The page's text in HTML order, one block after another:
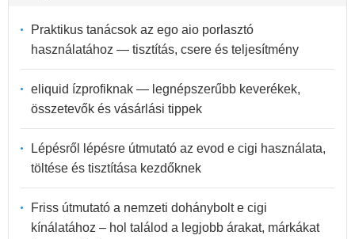
Praktikus tanácsok az ego aio porlasztó
használatához — tisztítás, csere és teljesítmény
eliquid ízprofiknak — legnépszerűbb keverékek,
összetevők és vásárlási tippek
Lépésről lépésre útmutató az evod e cigi használata,
töltése és tisztítása kezdőknek
Friss útmutató a nemzeti dohánybolt e cigi
kínálatához – hol találod a legjobb árakat, márkákat